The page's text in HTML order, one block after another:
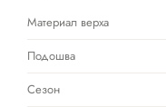
Материал верха
Подошва
Сезон